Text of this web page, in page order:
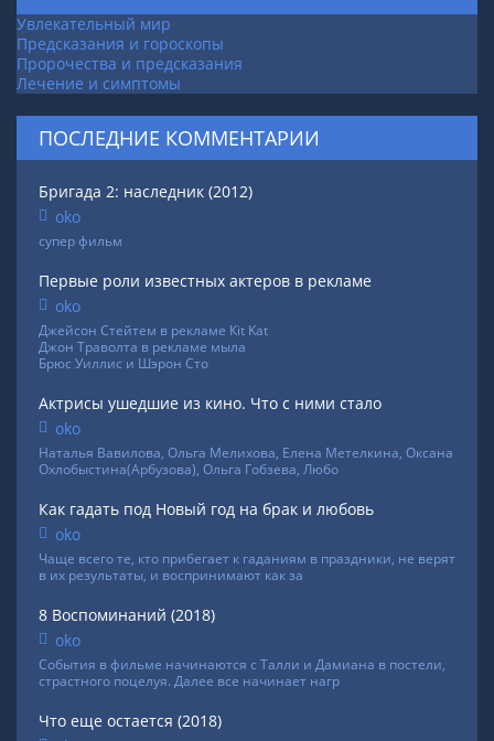
Увлекательный мир
Предсказания и гороскопы
Пророчества и предсказания
Лечение и симптомы
ПОСЛЕДНИЕ КОММЕНТАРИИ
Бригада 2: наследник (2012)
oko
супер фильм
Первые роли известных актеров в рекламе
oko
Джейсон Стейтем в рекламе Кit Kat
Джон Траволта в рекламе мыла
Брюс Уиллис и Шэрон Сто
Актрисы ушедшие из кино. Что с ними стало
oko
Наталья Вавилова, Ольга Мелихова, Елена Метелкина, Оксана
Охлобыстина(Арбузова), Ольга Гобзева, Любо
Как гадать под Новый год на брак и любовь
oko
Чаще всего те, кто прибегает к гаданиям в праздники, не верят
в их результаты, и воспринимают как за
8 Воспоминаний (2018)
oko
События в фильме начинаются с Талли и Дамиана в постели,
страстного поцелуя. Далее все начинает нагр
Что еще остается (2018)